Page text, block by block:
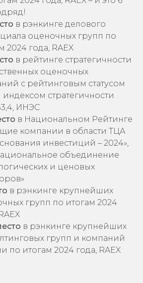
в рэнкинге делового
оценочных групп по
2024 года, RAEX
в рейтинге
стратегичности
оценочных
с рейтинговым статусом
индексом стратегичности
ИНЭС
в Национальном Рейтинге
компании в области ТЦА
инвестиций – 2024»,
объединение
и ценовых
в рэнкинге крупнейших
групп по итогам 2024
в рэнкинге крупнейших
групп и компаний
по итогам 2024 года, RAEX